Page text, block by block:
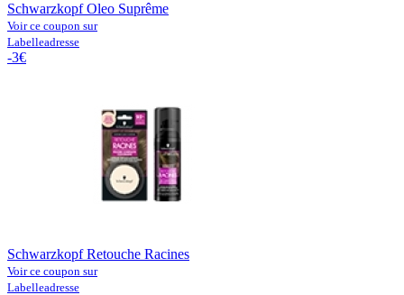
Schwarzkopf Oleo Suprême
Voir ce coupon sur
Labelleadresse
-3€
Schwarzkopf Retouche Racines
Voir ce coupon sur
Labelleadresse